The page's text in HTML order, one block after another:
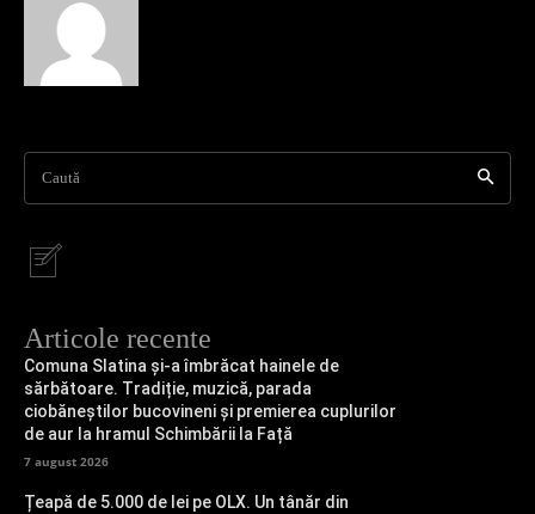
Caută
Articole recente
Comuna Slatina și-a îmbrăcat hainele de
sărbătoare. Tradiție, muzică, parada
ciobăneștilor bucovineni și premierea cuplurilor
de aur la hramul Schimbării la Față
7 august 2026
Țeapă de 5.000 de lei pe OLX. Un tânăr din